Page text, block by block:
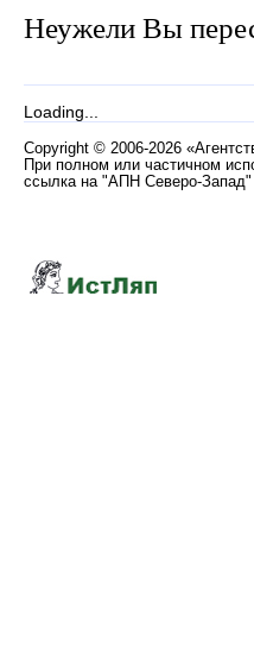
Неужели Вы
Loading...
Copyright © 2006-2026
При полном или частичном
ссылка на "АПН Северо-Запад"